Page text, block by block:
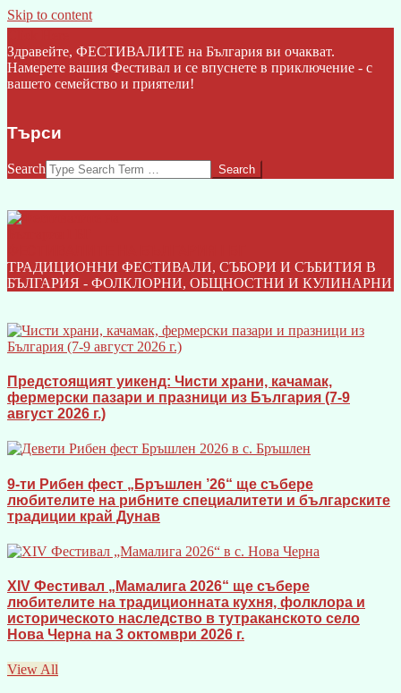
Skip to content
Здравейте, ФЕСТИВАЛИТЕ на България ви очакват.
Намерете вашия Фестивал и се впуснете в приключение - с
вашето семейство и приятели!
Търси
Search
ТРАДИЦИОННИ ФЕСТИВАЛИ, СЪБОРИ И СЪБИТИЯ В
БЪЛГАРИЯ - ФОЛКЛОРНИ, ОБЩНОСТНИ И КУЛИНАРНИ
Предстоящият уикенд: Чисти храни, качамак,
фермерски пазари и празници из България (7-9
август 2026 г.)
9-ти Рибен фест „Бръшлен ’26“ ще събере
любителите на рибните специалитети и българските
традиции край Дунав
XIV Фестивал „Мамалига 2026“ ще събере
любителите на традиционната кухня, фолклора и
историческото наследство в тутраканското село
Нова Черна на 3 октомври 2026 г.
View All